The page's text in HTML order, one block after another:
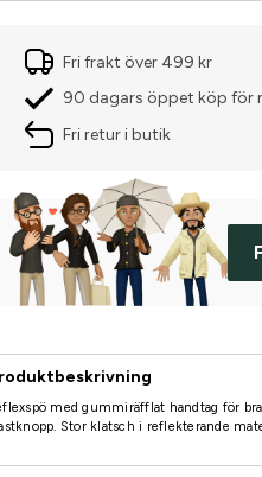
Fri frakt över 499 kr
90 dagars öppet köp för
Fri retur i butik
med gummiräfflat handtag för
Stor klatsch i reflekterande